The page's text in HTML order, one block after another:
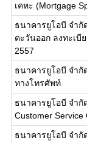
เคหะ (Mortgage
ธนาคารยูโอบี จำ
ตะวันออก ลงทะเบี
2557
ธนาคารยูโอบี จำ
ทางโทรศัพท์
ธนาคารยูโอบี จำ
Customer Service
ธนาคารยูโอบี จำ